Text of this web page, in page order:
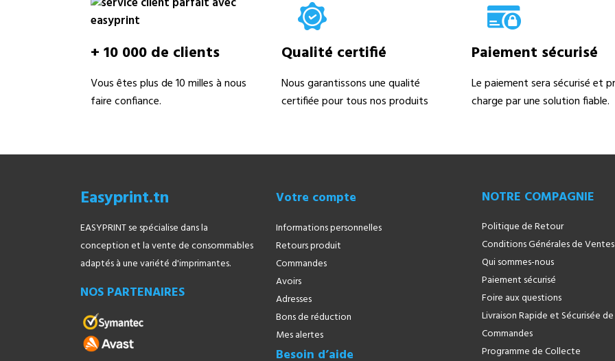
+ 10 000 de clients
Vous êtes plus de 10 milles à nous
faire confiance.
Qualité certifié
Nous garantissons une qualité
certifiée pour tous nos produits
Paiement sécurisé
Le paiement sera sécurisé et
charge par une solution fiable.
Easyprint.tn
EASYPRINT se spécialise dans la
conception et la vente de consommables
adaptés à une variété d'imprimantes.
NOS PARTENAIRES
Votre compte
Informations personnelles
Retours produit
Commandes
Avoirs
Adresses
Bons de réduction
Mes alertes
Besoin d’aide
NOTRE COMPAGNIE
Politique de Retour
Conditions Générales de Ventes
Qui sommes-nous
Paiement sécurisé
Foire aux questions
Livraison Rapide et Sécurisée
Commandes
Programme de Collecte